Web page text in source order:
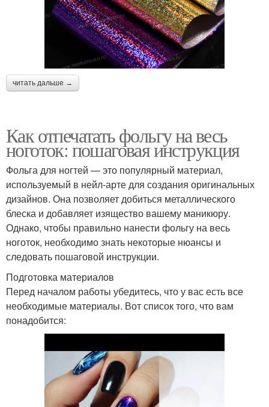
читать дальше →
Как отпечатать фольгу на весь
ноготок: пошаговая инструкция
Фольга для ногтей — это популярный материал,
используемый в нейл-арте для создания оригинальных
дизайнов. Она позволяет добиться металлического
блеска и добавляет изящество вашему маникюру.
Однако, чтобы правильно нанести фольгу на весь
ноготок, необходимо знать некоторые нюансы и
следовать пошаговой инструкции.
Подготовка материалов
Перед началом работы убедитесь, что у вас есть все
необходимые материалы. Вот список того, что вам
понадобится: